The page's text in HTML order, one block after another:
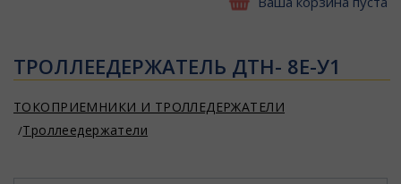
ТРОЛЛЕЕДЕРЖАТЕЛЬ ДТН- 8Е-У1
ТОКОПРИЕМНИКИ И ТРОЛЛЕДЕРЖАТЕЛИ
Троллеедержатели